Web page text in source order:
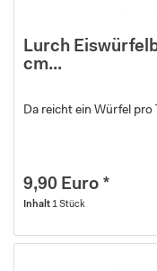
Lurch
cm...
Da reicht ein Würfel pro
9,90 Euro *
Inhalt 1 Stück